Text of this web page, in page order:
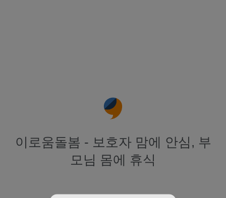
이로움돌봄 - 보호자 맘에 안심, 부
모님 몸에 휴식